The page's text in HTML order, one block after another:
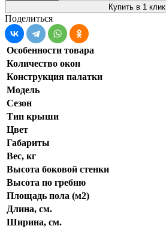
Купить в 1 клик
Поделиться
Особенности товара
Количество окон
Конструкция палатки
Модель
Сезон
Тип крыши
Цвет
Габариты
Вес, кг
Высота боковой стенки
Высота по гребню
Площадь пола (м2)
Длина, см.
Ширина, см.